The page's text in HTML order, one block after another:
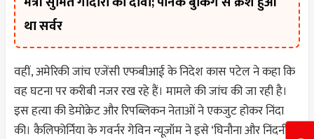
था सर्वर
वहीं, अमेरिकी जांच एजेंसी एफबीआई के निदेश कास पटेल ने कहा कि
वह घटना पर करीबी नजर रख रहे हैं। मामले की जांच की जा रही है।
इस हत्या की डेमोक्रेट और रिपब्लिकन नेताओं ने एकजुट होकर निंदा
की। कैलिफोर्निया के गवर्नर गेविन न्यूज़ॉम ने इसे ‘घिनौना और निंदनीय’